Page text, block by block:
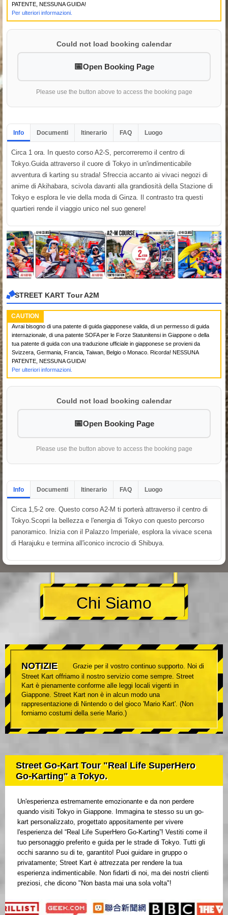
PATENTE, NESSUNA GUIDA!
Per ulteriori informazioni.
Could not load booking calendar
Open Booking Page
Please use the button above to access the booking page
Info Documenti Itinerario FAQ Luogo
Circa 1 ora. In questo corso A2-S, percorreremo il centro di
Tokyo.Guida attraverso il cuore di Tokyo in un'indimenticabile
avventura di karting su strada! Sfreccia accanto ai vivaci negozi di
anime di Akihabara, scivola davanti alla grandiosità della Stazione di
Tokyo e esplora le vie della moda di Ginza. Il contrasto tra questi
quartieri rende il viaggio unico nel suo genere!
STREET KART Tour A2M
CAUTION
Avrai bisogno di una patente di guida giapponese valida, di un permesso di guida
internazionale, di una patente SOFA per le Forze Statunitensi in Giappone o della
tua patente di guida con una traduzione ufficiale in giapponese se provieni da
Svizzera, Germania, Francia, Taiwan, Belgio o Monaco. Ricorda! NESSUNA
PATENTE, NESSUNA GUIDA!
Per ulteriori informazioni.
Could not load booking calendar
Open Booking Page
Please use the button above to access the booking page
Info Documenti Itinerario FAQ Luogo
Circa 1,5-2 ore. Questo corso A2-M ti porterà attraverso il centro di
Tokyo.Scopri la bellezza e l'energia di Tokyo con questo percorso
panoramico. Inizia con il Palazzo Imperiale, esplora la vivace scena
di Harajuku e termina all'iconico incrocio di Shibuya.
Chi Siamo
NOTIZIE
Grazie per il vostro continuo supporto. Noi di
Street Kart offriamo il nostro servizio come sempre. Street
Kart è pienamente conforme alle leggi locali vigenti in
Giappone. Street Kart non è in alcun modo una
rappresentazione di Nintendo o del gioco 'Mario Kart'. (Non
forniamo costumi della serie Mario.)
Street Go-Kart Tour "Real Life SuperHero
Go-Karting" a Tokyo.
Un'esperienza estremamente emozionante e da non perdere
quando visiti Tokyo in Giappone. Immagina te stesso su un go-
kart personalizzato, progettato appositamente per vivere
l'esperienza del “Real Life SuperHero Go-Karting”! Vestiti come il
tuo personaggio preferito e guida per le strade di Tokyo. Tutti gli
occhi saranno su di te, garantito! Puoi guidare in gruppo o
privatamente; Street Kart è attrezzata per rendere la tua
esperienza indimenticabile. Non fidarti di noi, ma dei nostri clienti
preziosi, che dicono "Non basta mai una sola volta"!